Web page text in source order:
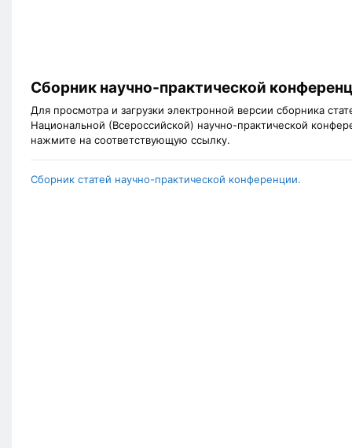
Сборник научно-практической
Для просмотра и загрузки электронной версии сборника
Национальной (Всероссийской) научно-практической
нажмите на соответствующую ссылку.
Сборник статей научно-практической конференции.